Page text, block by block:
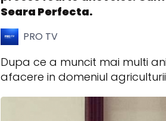
Seara Perfecta.
PRO TV
Dupa ce a muncit mai multi
afacere in domeniul